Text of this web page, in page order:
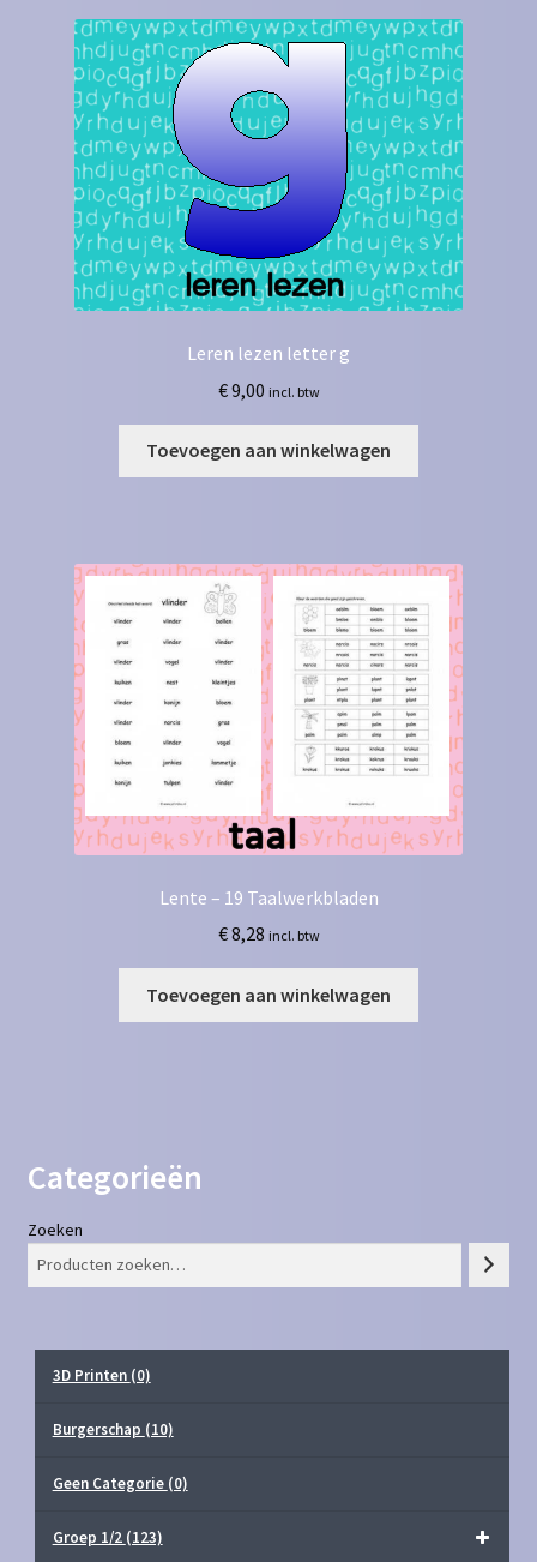
Leren lezen letter g
€9,00 incl. btw
Toevoegen aan winkelwagen
Lente – 19 Taalwerkbladen
€8,28 incl. btw
Toevoegen aan winkelwagen
Categorieën
Zoeken
3D Printen (0)
Burgerschap (10)
Geen Categorie (0)
Groep 1/2 (123)